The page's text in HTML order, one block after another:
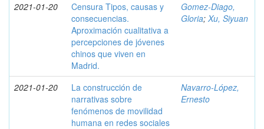
2021-01-20
Censura Tipos, causas y
consecuencias.
Aproximación cualitativa a
percepciones de jóvenes
chinos que viven en
Madrid.
Gomez-Diago,
Gloria; Xu, Siyuan
2021-01-20
La construcción de
narrativas sobre
fenómenos de movilidad
humana en redes sociales
Navarro-López,
Ernesto